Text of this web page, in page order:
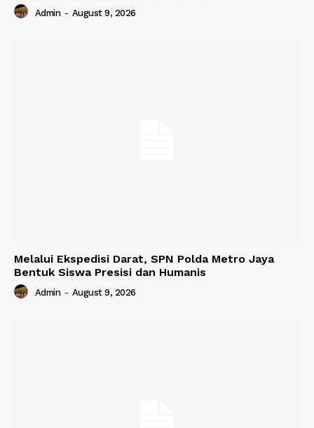
Admin - August 9, 2026
Melalui Ekspedisi Darat, SPN Polda Metro Jaya
Bentuk Siswa Presisi dan Humanis
Admin - August 9, 2026